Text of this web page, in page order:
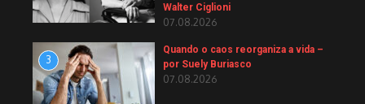
Walter Ciglioni
07.08.2026
3
Quando o caos reorganiza a vida –
por Suely Buriasco
07.08.2026